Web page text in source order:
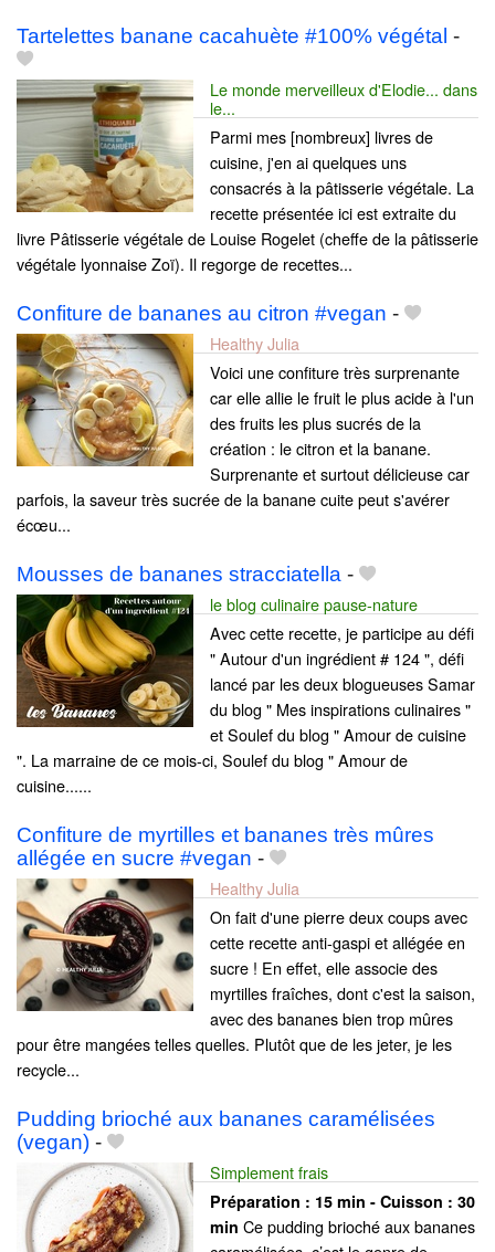
Tartelettes banane cacahuète #100% végétal -
Le monde merveilleux d'Elodie... dans
le...
Parmi mes [nombreux] livres de
cuisine, j'en ai quelques uns
consacrés à la pâtisserie végétale. La
recette présentée ici est extraite du
livre Pâtisserie végétale de Louise Rogelet (cheffe de la pâtisserie
végétale lyonnaise Zoï). Il regorge de recettes...
Confiture de bananes au citron #vegan -
Healthy Julia
Voici une confiture très surprenante
car elle allie le fruit le plus acide à l'un
des fruits les plus sucrés de la
création : le citron et la banane.
Surprenante et surtout délicieuse car
parfois, la saveur très sucrée de la banane cuite peut s'avérer
écœu...
Mousses de bananes stracciatella -
le blog culinaire pause-nature
Avec cette recette, je participe au défi
" Autour d'un ingrédient # 124 ", défi
lancé par les deux blogueuses Samar
du blog " Mes inspirations culinaires "
et Soulef du blog " Amour de cuisine
". La marraine de ce mois-ci, Soulef du blog " Amour de
cuisine......
Confiture de myrtilles et bananes très mûres
allégée en sucre #vegan -
Healthy Julia
On fait d'une pierre deux coups avec
cette recette anti-gaspi et allégée en
sucre ! En effet, elle associe des
myrtilles fraîches, dont c'est la saison,
avec des bananes bien trop mûres
pour être mangées telles quelles. Plutôt que de les jeter, je les
recycle...
Pudding brioché aux bananes caramélisées
(vegan) -
Simplement frais
Préparation : 15 min - Cuisson : 30
min Ce pudding brioché aux bananes